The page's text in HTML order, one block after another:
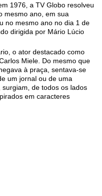
1976, a TV Globo resolveu
mesmo ano, em sua
no mesmo ano no dia 1 de
dirigida por Mário Lúcio
o ator destacado como
Miele. Do mesmo que
à praça, sentava-se
um jornal ou de uma
de todos os lados
em caracteres